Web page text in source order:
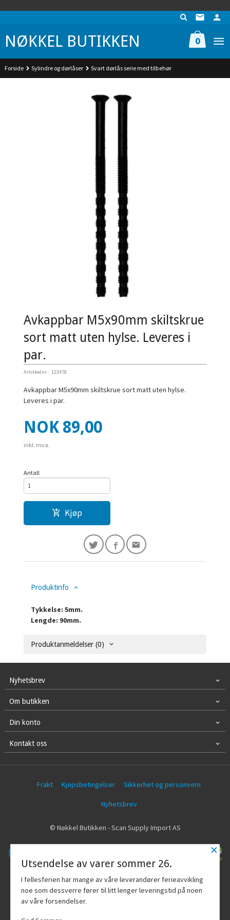
NØKKEL BUTIKKEN 0
Forside Sylindre og dørlåser Svart dørlås serie med tilbehør
Avkappbar M5x90mm skiltskrue
sort matt uten hylse. Leveres i
par.
Artikkelnr.: 123478
Avkappbar M5x90mm skiltskrue sort matt uten hylse.
Leveres i par.
Pris
NOK 89,00
inkl. mva.
Antall
Kjøp
Produktinfo
Tykkelse: 5mm.
Lengde: 90mm.
Produktanmeldelser (0)
Nyhetsbrev
Om butikken
Din konto
Kontakt oss
Frakt Kjøpsbetingelser Sikkerhet og personvern
Nyhetsbrev
© Nøkkel Butikken - Scan Supply Import AS
Vår nettbutikk bruker cookies slik at du
får en bedre kjøpsopplevelse og vi kan
yte deg bedre service. Vi bruker cookies
hovedsaklig til å lagre
×
Utsendelse av varer sommer 26.
I fellesferien har mange av våre leverandører ferieavvikling
noe som dessverre fører til litt lenger leveringstid på noen
av våre forsendelser.